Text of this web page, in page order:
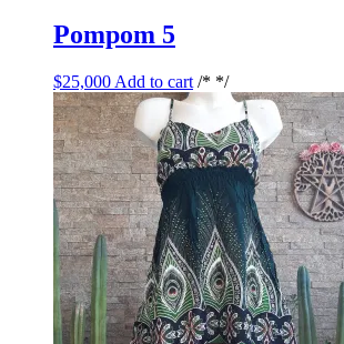
Pompom 5
$25,000 Add to cart /* */